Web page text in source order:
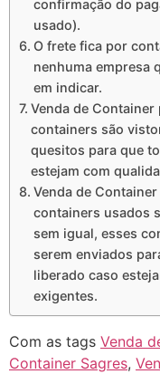
confirmação do
usado).
O frete fica por
nenhuma empresa
em indicar.
Venda de
containers são
quesitos para que
estejam com
Venda de
containers usados
sem igual, esses
serem enviados
liberado caso
exigentes.
Com as tags Venda
Container Sagres,